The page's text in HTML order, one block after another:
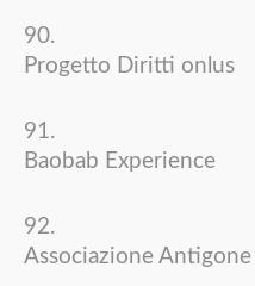
Progetto Diritti onlus
Baobab Experience
Associazione Antigone